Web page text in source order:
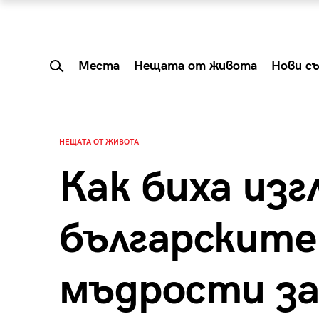
Места Нещата от живота Нови
НЕЩАТА ОТ ЖИВОТА
Как биха
мъдрости
Summer Prelude: как